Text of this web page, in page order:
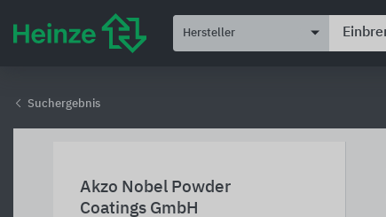
Hersteller
Suchergebnis
Akzo Nobel Powder
Coatings GmbH